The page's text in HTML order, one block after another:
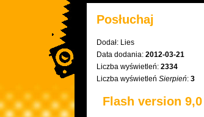
Posłuchaj
Dodał: Lies
Data dodania: 2012-03-21
Liczba wyświetleń: 2334
Liczba wyświetleń Sierpień: 3
Flash version